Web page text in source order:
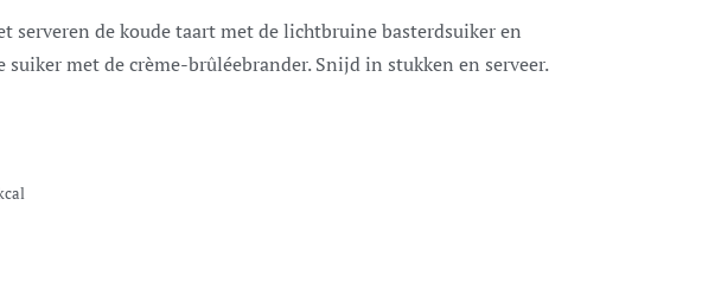
serveren de koude taart met de lichtbruine basterdsuiker en
suiker met de crème-brûléebrander. Snijd in stukken en serveer.